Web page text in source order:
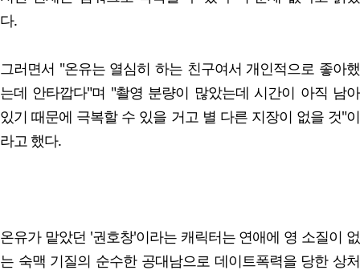
다.
그러면서 "온유는 열심히 하는 친구여서 개인적으로 좋아했
는데 안타깝다"며 "촬영 분량이 많았는데 시간이 아직 남아
있기 때문에 극복할 수 있을 거고 별 다른 지장이 없을 것"이
라고 했다.
온유가 맡았던 '권호창'이라는 캐릭터는 연애에 영 소질이 없
는 숙맥 기질의 순수한 공대남으로 데이트폭력을 당한 상처